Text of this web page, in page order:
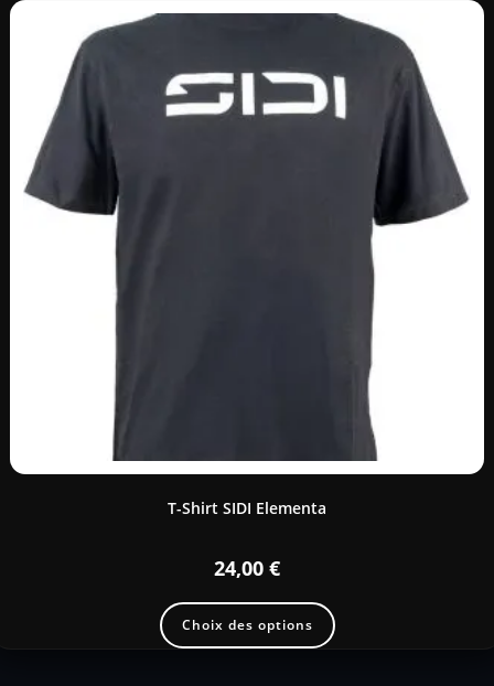
T-Shirt SIDI Elementa
24,00 €
Choix des options